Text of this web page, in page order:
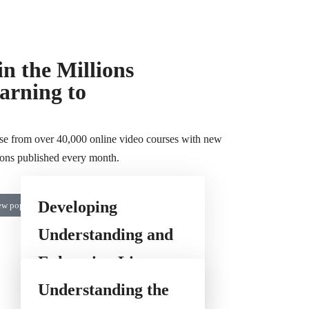
the Millions
to
from over 40,000 online video courses with new
published every month.
popular coursesDeveloping
Understanding and
Enhancing Lives
Tech & Coding
Understanding the